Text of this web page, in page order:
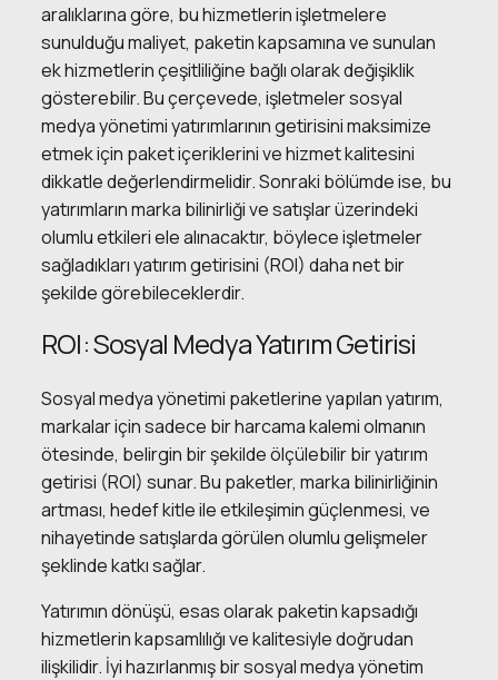
aralıklarına göre, bu hizmetlerin işletmelere
sunulduğu maliyet, paketin kapsamına ve sunulan
ek hizmetlerin çeşitliliğine bağlı olarak değişiklik
gösterebilir. Bu çerçevede, işletmeler sosyal
medya yönetimi yatırımlarının getirisini maksimize
etmek için paket içeriklerini ve hizmet kalitesini
dikkatle değerlendirmelidir. Sonraki bölümde ise, bu
yatırımların marka bilinirliği ve satışlar üzerindeki
olumlu etkileri ele alınacaktır, böylece işletmeler
sağladıkları yatırım getirisini (ROI) daha net bir
şekilde görebileceklerdir.
ROI: Sosyal Medya Yatırım Getirisi
Sosyal medya yönetimi paketlerine yapılan yatırım,
markalar için sadece bir harcama kalemi olmanın
ötesinde, belirgin bir şekilde ölçülebilir bir yatırım
getirisi (ROI) sunar. Bu paketler, marka bilinirliğinin
artması, hedef kitle ile etkileşimin güçlenmesi, ve
nihayetinde satışlarda görülen olumlu gelişmeler
şeklinde katkı sağlar.
Yatırımın dönüşü, esas olarak paketin kapsadığı
hizmetlerin kapsamlılığı ve kalitesiyle doğrudan
ilişkilidir. İyi hazırlanmış bir sosyal medya yönetim